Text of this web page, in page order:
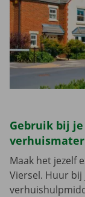
Gebruik bij
Maak het jezelf
Viersel. Huur bij